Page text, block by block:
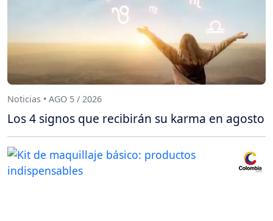
Noticias • AGO 5 / 2026
Los 4 signos que recibirán su karma en agosto